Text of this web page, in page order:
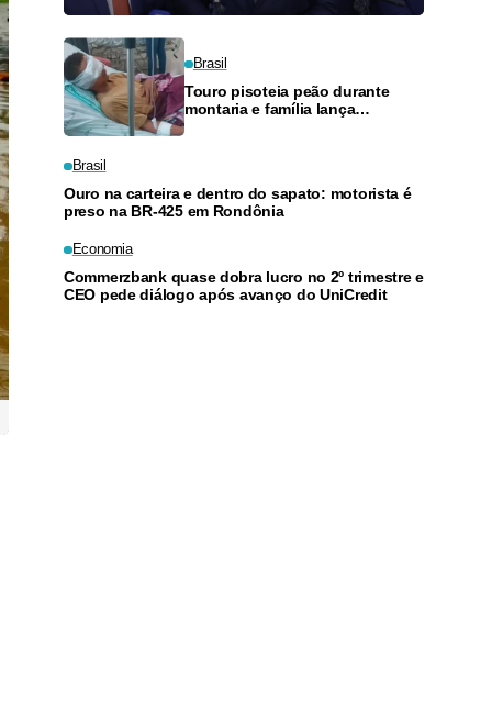
Brasil
Touro pisoteia peão durante
montaria e família lança
Brasil
Ouro na carteira e dentro do sapato: motorista é
preso na BR-425 em Rondônia
Economia
Commerzbank quase dobra lucro no 2º trimestre e
CEO pede diálogo após avanço do UniCredit